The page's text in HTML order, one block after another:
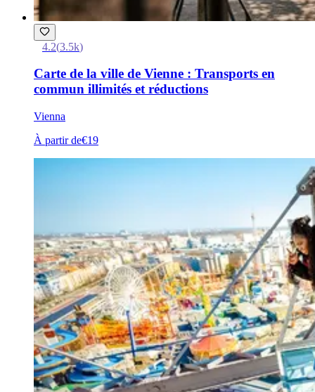
4.2(3.5k)
Carte de la ville de Vienne : Transports en
commun illimités et réductions
Vienna
À partir de€19